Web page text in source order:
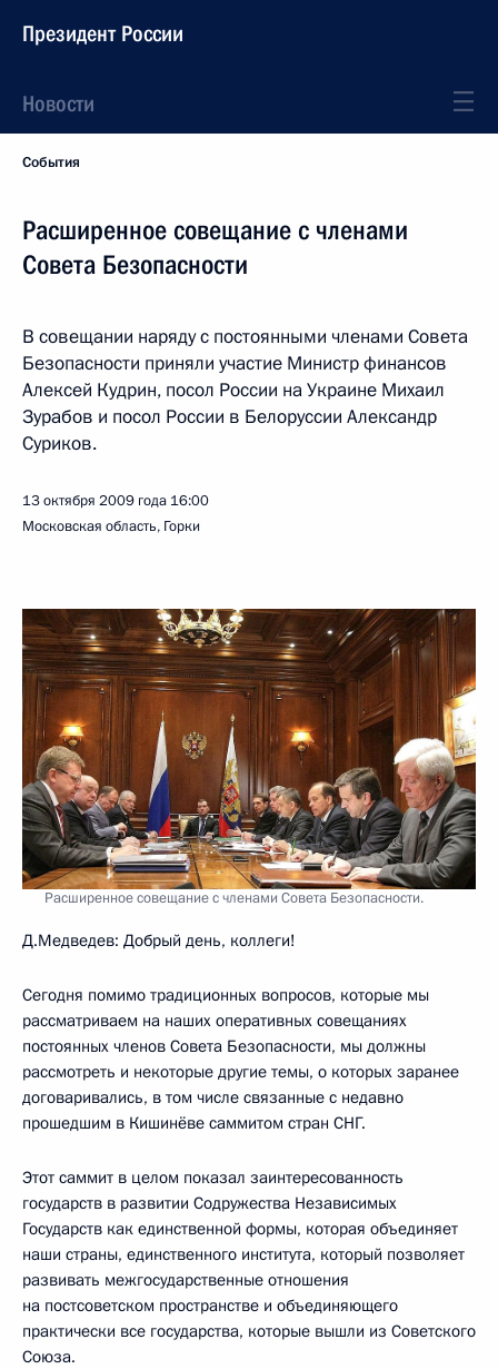
Президент России
Новости
События
Расширенное совещание с членами
Совета Безопасности
В совещании наряду с постоянными членами Совета
Безопасности приняли участие Министр финансов
Алексей Кудрин, посол России на Украине Михаил
Зурабов и посол России в Белоруссии Александр
Суриков.
13 октября 2009 года 16:00
Московская область, Горки
Расширенное совещание с членами Совета Безопасности.
Д.Медведев: Добрый день, коллеги!
Сегодня помимо традиционных вопросов, которые мы
рассматриваем на наших оперативных совещаниях
постоянных членов Совета Безопасности, мы должны
рассмотреть и некоторые другие темы, о которых заранее
договаривались, в том числе связанные с недавно
прошедшим в Кишинёве саммитом стран СНГ.
Этот саммит в целом показал заинтересованность
государств в развитии Содружества Независимых
Государств как единственной формы, которая объединяет
наши страны, единственного института, который позволяет
развивать межгосударственные отношения
на постсоветском пространстве и объединяющего
практически все государства, которые вышли из Советского
Союза.